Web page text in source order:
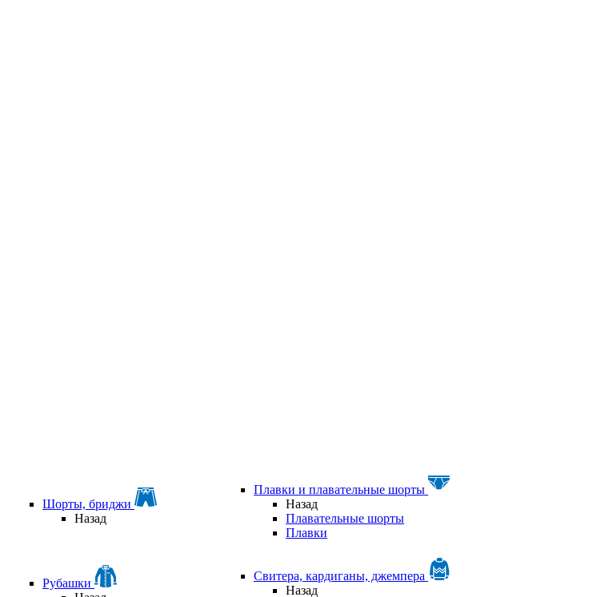
Шорты, бриджи
Назад
Плавки и плавательные шорты
Назад
Плавательные шорты
Плавки
Рубашки
Свитера, кардиганы, джемпера
Назад